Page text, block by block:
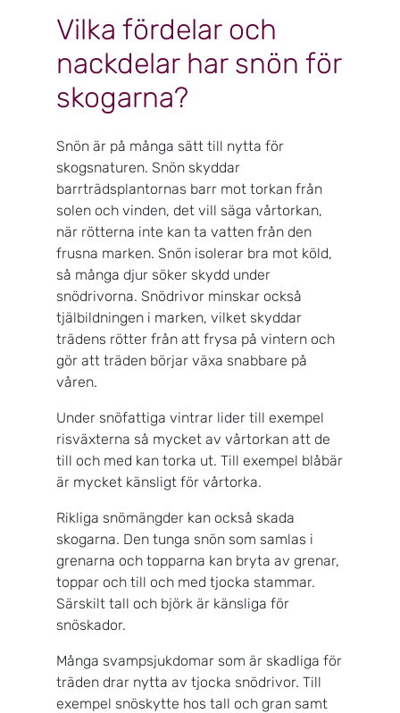
Vilka fördelar och
nackdelar har snön för
skogarna?
Snön är på många sätt till nytta för
skogsnaturen. Snön skyddar
barrträdsplantornas barr mot torkan från
solen och vinden, det vill säga vårtorkan,
när rötterna inte kan ta vatten från den
frusna marken. Snön isolerar bra mot köld,
så många djur söker skydd under
snödrivorna. Snödrivor minskar också
tjälbildningen i marken, vilket skyddar
trädens rötter från att frysa på vintern och
gör att träden börjar växa snabbare på
våren.
Under snöfattiga vintrar lider till exempel
risväxterna så mycket av vårtorkan att de
till och med kan torka ut. Till exempel blåbär
är mycket känsligt för vårtorka.
Rikliga snömängder kan också skada
skogarna. Den tunga snön som samlas i
grenarna och topparna kan bryta av grenar,
toppar och till och med tjocka stammar.
Särskilt tall och björk är känsliga för
snöskador.
Många svampsjukdomar som är skadliga för
träden drar nytta av tjocka snödrivor. Till
exempel snöskytte hos tall och gran samt